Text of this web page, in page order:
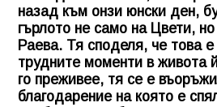
назад към онзи юнски ден,
гърлото не само на Цвети,
Раева. Тя споделя, че това
трудните моменти в живота
го преживее, тя се е
благодарение на която е